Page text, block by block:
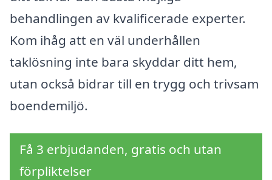
behandlingen av kvalificerade experter.
Kom ihåg att en väl underhållen
taklösning inte bara skyddar ditt hem,
utan också bidrar till en trygg och trivsam
boendemiljö.
Få 3 erbjudanden, gratis och utan
förpliktelser